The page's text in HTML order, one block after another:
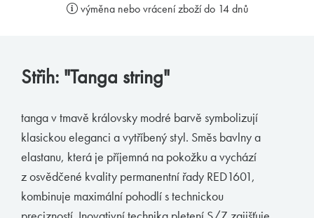
výměna nebo vrácení zboží do 14 dnů
Střih: "Tanga string"
tanga v tmavě královsky modré barvě symbolizují
klasickou eleganci a vytříbený styl. Směs bavlny a
elastanu, která je příjemná na pokožku a vychází
z osvědčené kvality permanentní řady RED1601,
kombinuje maximální pohodlí s technickou
Zimmerli
Loïc Henry
Olaf Benz